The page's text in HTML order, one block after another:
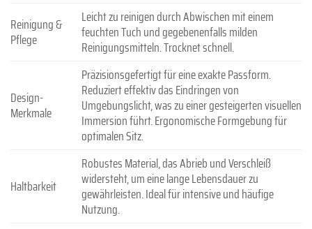
Reinigung &
Pflege
Leicht zu reinigen durch Abwischen mit einem
feuchten Tuch und gegebenenfalls milden
Reinigungsmitteln. Trocknet schnell.
Design-
Merkmale
Präzisionsgefertigt für eine exakte Passform.
Reduziert effektiv das Eindringen von
Umgebungslicht, was zu einer gesteigerten visuellen
Immersion führt. Ergonomische Formgebung für
optimalen Sitz.
Haltbarkeit
Robustes Material, das Abrieb und Verschleiß
widersteht, um eine lange Lebensdauer zu
gewährleisten. Ideal für intensive und häufige
Nutzung.